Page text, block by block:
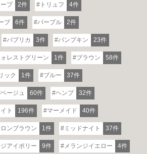
ープ 2件 トリュフ 4件
ブ 6件 パープル 2件
パプリカ 3件 パンプキン 23件
レストグリーン 1件 ブラウン 58件
ック 1件 ブルー 37件
ベージュ 60件 ヘンプ 32件
ト 196件 マーメイド 40件
ンブラウン 1件 ミッドナイト 37件
アイボリー 9件 メランジイエロー 4件